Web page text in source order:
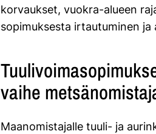
korvaukset, vuokra-alueen
sopimuksesta irtautuminen ja
vaihe
Maanomistajalle tuuli- ja